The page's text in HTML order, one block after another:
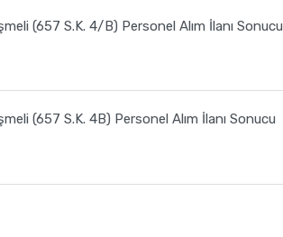
(657 S.K. 4/B) Personel Alım İlanı Sonucu
(657 S.K. 4B) Personel Alım İlanı Sonucu